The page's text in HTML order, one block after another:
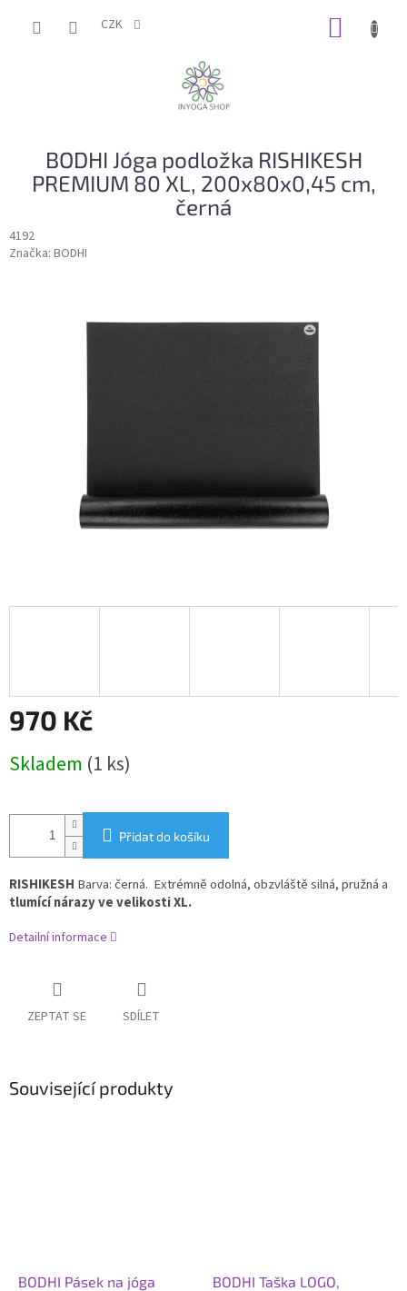
CZK
BODHI Jóga podložka RISHIKESH
PREMIUM 80 XL, 200x80x0,45 cm,
černá
4192
Značka: BODHI
970 Kč
cena:
Skladem (1 ks)
Přidat do košíku
RISHIKESH Barva: černá. Extrémně odolná, obzvláště silná, pružná a
tlumící nárazy ve velikosti XL.
Detailní informace
ZEPTAT SE SDÍLET
Související produkty
BODHI Pásek na jóga
BODHI Taška LOGO,